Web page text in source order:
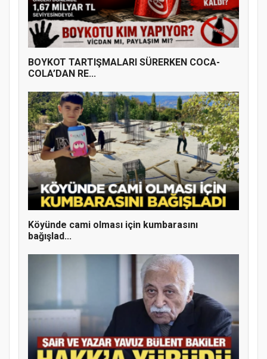
Samsun Atakum’da 15 Temmuz Programı
Doğanyol'da Temel Dini Bilgiler Sınavı
Gerçekleştirildi
BOYKOT TARTIŞMALARI SÜRERKEN COCA-
COLA’DAN RE...
Köyünde cami olması için kumbarasını
bağışlad...